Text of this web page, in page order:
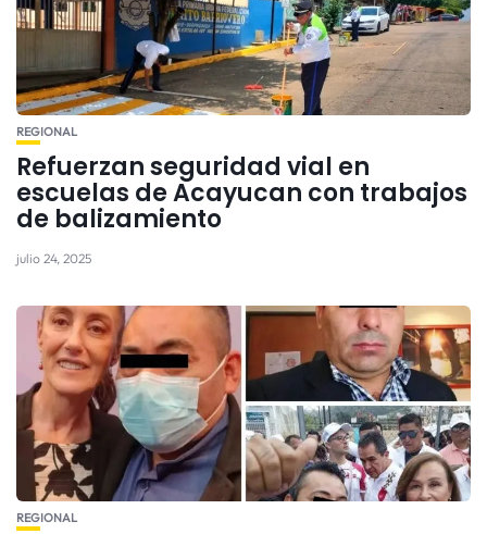
REGIONAL
Refuerzan seguridad vial en
escuelas de Acayucan con trabajos
de balizamiento
julio 24, 2025
REGIONAL